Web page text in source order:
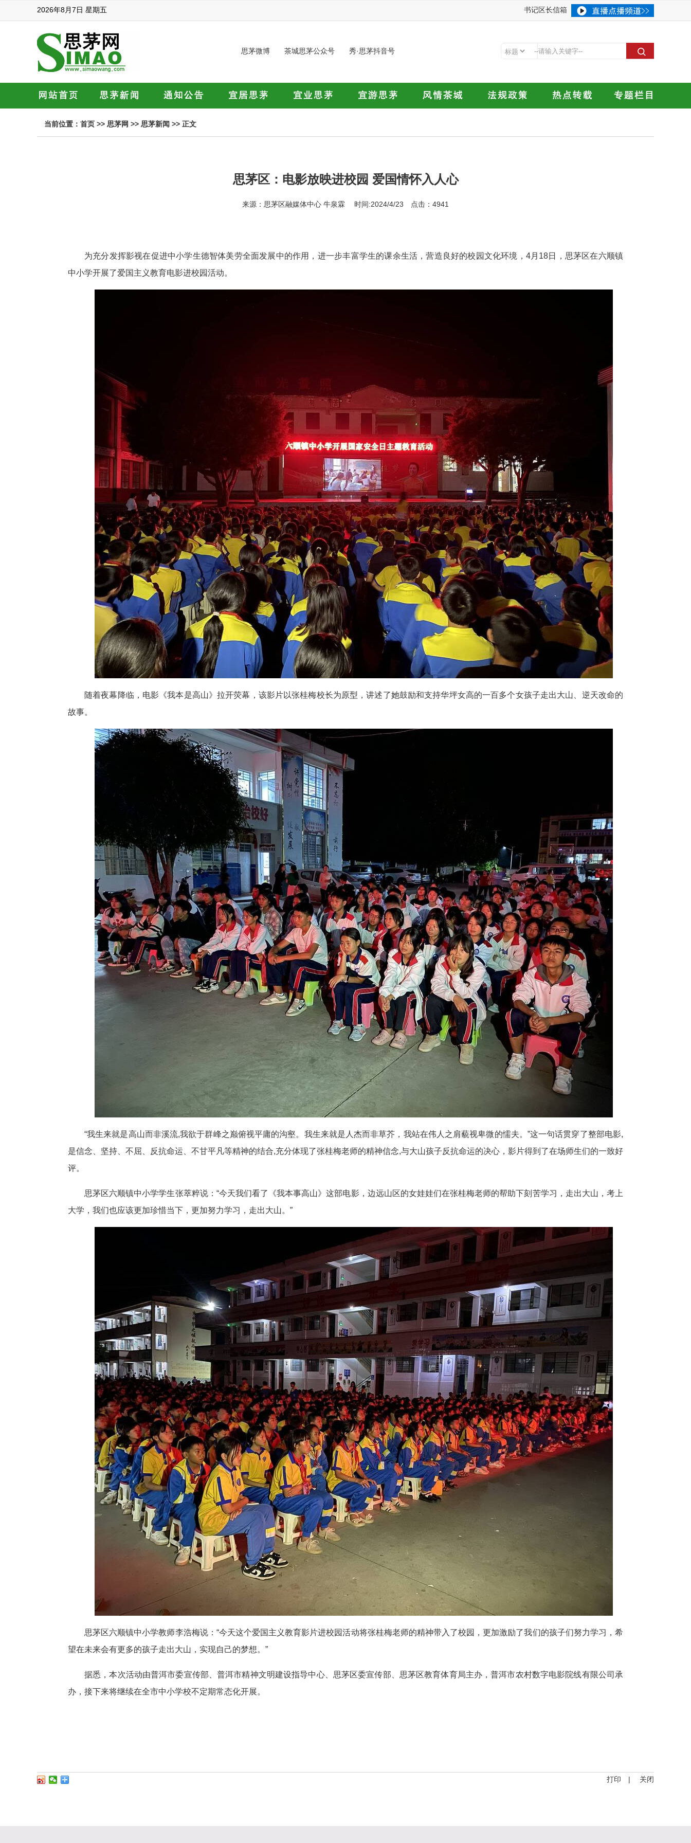
2026年8月7日 星期五 书记区长信箱
思茅微博 茶城思茅公众号 秀·思茅抖音号
当前位置： 首页 >> 思茅网 >> 思茅新闻 >> 正文
思茅区：电影放映进校园 爱国情怀入人心
来源：思茅区融媒体中心 牛泉霖 时间:2024/4/23 点击：4941
为充分发挥影视在促进中小学生德智体美劳全面发展中的作用，进一步丰富学生的课余生活，营造良好的校园文化环境，4月18日，思茅区在六顺镇
中小学开展了爱国主义教育电影进校园活动。
随着夜幕降临，电影《我本是高山》拉开荧幕，该影片以张桂梅校长为原型，讲述了她鼓励和支持华坪女高的一百多个女孩子走出大山、逆天改命的
故事。
“我生来就是高山而非溪流,我欲于群峰之巅俯视平庸的沟壑。我生来就是人杰而非草芥，我站在伟人之肩藐视卑微的懦夫。”这一句话贯穿了整部电影,
是信念、坚持、不屈、反抗命运、不甘平凡等精神的结合,充分体现了张桂梅老师的精神信念,与大山孩子反抗命运的决心，影片得到了在场师生们的一致好
评。
思茅区六顺镇中小学学生张萃粹说：“今天我们看了《我本事高山》这部电影，边远山区的女娃娃们在张桂梅老师的帮助下刻苦学习，走出大山，考上
大学，我们也应该更加珍惜当下，更加努力学习，走出大山。”
思茅区六顺镇中小学教师李浩梅说：“今天这个爱国主义教育影片进校园活动将张桂梅老师的精神带入了校园，更加激励了我们的孩子们努力学习，希
望在未来会有更多的孩子走出大山，实现自己的梦想。”
据悉，本次活动由普洱市委宣传部、普洱市精神文明建设指导中心、思茅区委宣传部、思茅区教育体育局主办，普洱市农村数字电影院线有限公司承
办，接下来将继续在全市中小学校不定期常态化开展。
打印 | 关闭